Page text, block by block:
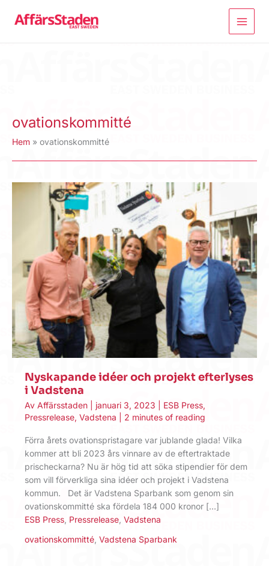
ovationskommitté
Hem ovationskommitté
Nyskapande idéer och projekt efterlyses
i Vadstena
Av Affärsstaden januari 3, 2023 ESB Press,
Pressrelease, Vadstena 2 minutes of reading
Förra årets ovationspristagare var jublande glada! Vilka
kommer att bli 2023 års vinnare av de eftertraktade
prischeckarna? Nu är hög tid att söka stipendier för dem
som vill förverkliga sina idéer och projekt i Vadstena
kommun. Det är Vadstena Sparbank som genom sin
ovationskommitté ska fördela 184 000 kronor […]
ESB Press Pressrelease Vadstena
ovationskommitté Vadstena Sparbank